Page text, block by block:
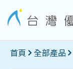
首頁 全部產品